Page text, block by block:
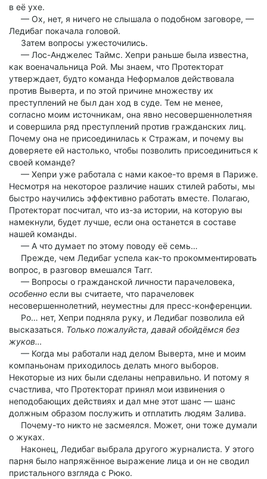
в её ухе.
— Ох, нет, я ничего не слышала о подобном заговоре, —
Ледибаг покачала головой.
Затем вопросы ужесточились.
— Лос-Анджелес Таймс. Хепри раньше была известна,
как военачальница Рой. Мы знаем, что Протекторат
утверждает, будто команда Неформалов действовала
против Выверта, и по этой причине множеству их
преступлений не был дан ход в суде. Тем не менее,
согласно моим источникам, она явно несовершеннолетняя
и совершила ряд преступлений против гражданских лиц.
Почему она не присоединилась к Стражам, и почему вы
доверяете ей настолько, чтобы позволить присоединиться к
своей команде?
— Хепри уже работала с нами какое-то время в Париже.
Несмотря на некоторое различие наших стилей работы, мы
быстро научились эффективно работать вместе. Полагаю,
Протекторат посчитал, что из-за истории, на которую вы
намекнули, будет лучше, если она останется в составе
нашей команды.
— А что думает по этому поводу её семь…
Прежде, чем Ледибаг успела как-то прокомментировать
вопрос, в разговор вмешался Тагг.
— Вопросы о гражданской личности парачеловека,
особенно если вы считаете, что парачеловек
несовершеннолетний, неуместны для пресс-конференции.
Ро… нет, Хепри подняла руку, и Ледибаг позволила ей
высказаться. Только пожалуйста, давай обойдёмся без
жуков…
— Когда мы работали над делом Выверта, мне и моим
компаньонам приходилось делать много выборов.
Некоторые из них были сделаны неправильно. И потому я
счастлива, что Протекторат принял мои извинения о
неподобающих действиях и дал мне этот шанс — шанс
должным образом послужить и отплатить людям Залива.
Почему-то никто не засмеялся. Может, они тоже думали
о жуках.
Наконец, Ледибаг выбрала другого журналиста. У этого
парня было напряжённое выражение лица и он не сводил
пристального взгляда с Рюко.